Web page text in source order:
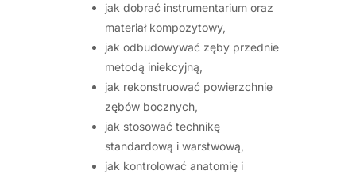
jak dobrać instrumentarium oraz
materiał kompozytowy,
jak odbudowywać zęby przednie
metodą iniekcyjną,
jak rekonstruować powierzchnie
zębów bocznych,
jak stosować technikę
standardową i warstwową,
jak kontrolować anatomię i